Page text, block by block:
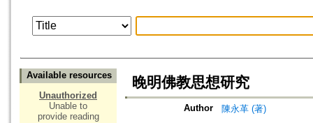
Available resources
Unauthorized
Unable to
provide reading
晚明佛教思想研究
Author
陳永革 (著)